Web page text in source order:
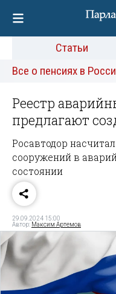
Статьи
Все о пенсиях в
Реестр
предлагают
Росавтодор
сооружений в
состоянии
29.09.2024 15:00
Автор: Максим Артемов